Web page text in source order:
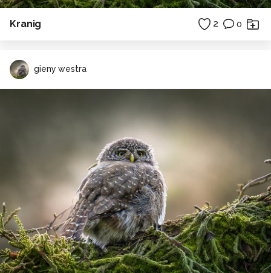
Kranig 2 0
gieny westra